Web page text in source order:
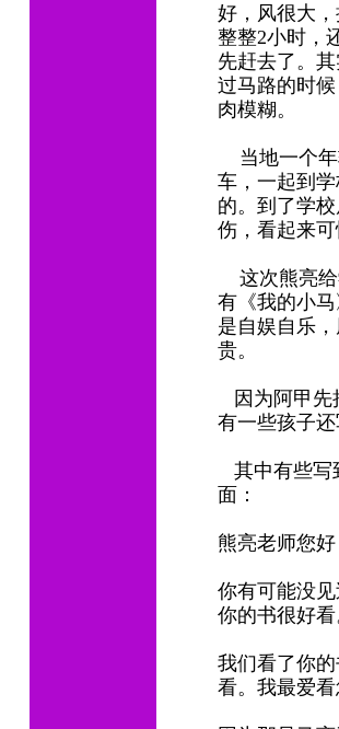
好，风很大
整整2小时，
先赶去了。
过马路的时
肉模糊。
当地一个年
车，一起到
的。到了学
伤，看起来
这次熊亮给
有《我的小
是自娱自乐
贵。
因为阿甲先
有一些孩子
其中有些写
面：
熊亮老师您
你有可能没
你的书很好
我们看了你
看。我最爱